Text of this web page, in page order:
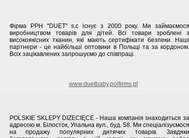
Фірма PPH "DUET" s.c існує з 2000 року. Ми займаємося
виробництвом товарів для дітей. Всі товари зроблені з
високоякісних тканин, які мають сертифікати безпеки. Наші
партнери - це найбільші оптовики в Польщі та за кордоном.
Всіх зацікавлених запрошуємо до співпраці.
www.duetbaby.polfirms.pl
POLSKIE SKLEPY DIZECIĘCE - Наша компанія знаходиться за
адресою м. Білосток, Упальна вул., буд. 58. Ми спеціалізуємося
на продажу популярних дитячих товарів. Завдяки